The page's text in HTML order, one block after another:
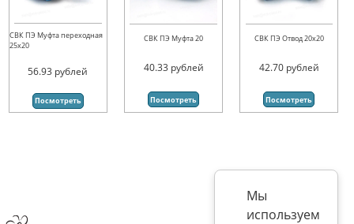
СВК ПЭ Муфта переходная
25х20
56.93 рублей
Посмотреть
СВК ПЭ Муфта 20
40.33 рублей
Посмотреть
СВК ПЭ Отвод 20х20
42.70 рублей
Посмотреть
Мы
используем